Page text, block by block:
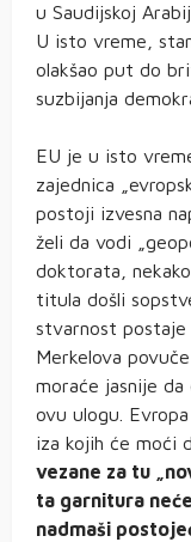
u Saudijskoj
U isto vreme,
olakšao put do
suzbijanja
EU je u isto
zajednica
postoji izvesna
želi da vodi
doktorata,
titula došli
stvarnost postaje
Merkelova
moraće jasnije
ovu ulogu.
iza kojih će moći
vezane za tu
ta garnitura
nadmaši